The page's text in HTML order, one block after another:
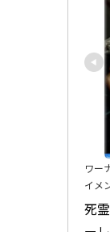
ワー
イメ
死